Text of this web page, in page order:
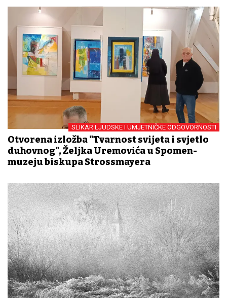
SLIKAR LJUDSKE I UMJETNIČKE ODGOVORNOSTI
Otvorena izložba "Tvarnost svijeta i svjetlo
duhovnog", Željka Uremovića u Spomen-
muzeju biskupa Strossmayera